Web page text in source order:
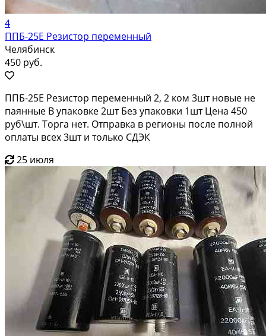
4
ППБ-25Е Резистор переменный
Челябинск
450 руб.
ППБ-25Е Резистор переменный 2, 2 ком 3шт новые не
паянные В упаковке 2шт Без упаковки 1шт Цена 450
руб\шт. Торга нет. Отправка в регионы после полной
оплаты всех 3шт и только СДЭК
25 июля